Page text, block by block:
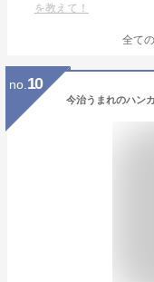
を教えて！
全て
no. 10